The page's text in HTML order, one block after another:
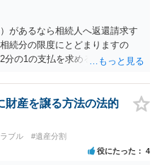
があるなら相続人へ返還請求す
続分の限度にとどまりますの
分の1の支払を求める（連帯しな
性が高そうです。特に、「子ど
用」という点については元夫と
ハードルは上がります。 相手方
がなさそうなので、訴訟などの
いう印象です。立証の課題や費
へ直接見通しを検討してもらっ
財産を譲る方法の法的
ブル #遺産分割
役にたった 4